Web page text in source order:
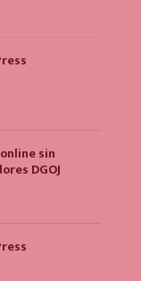
sin
DGOJ